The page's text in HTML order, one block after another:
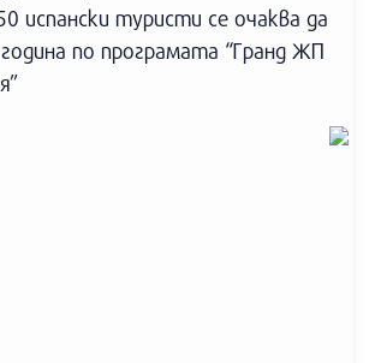
испански туристи се очаква да
по програмата “Гранд ЖП